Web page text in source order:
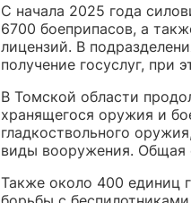
С начала 2025 года
6700 боеприпасов, а
лицензий. В
получение госуслуг, при
В Томской области
хранящегося оружия и
гладкоствольного
виды вооружения. Общая
Также около 400 единиц